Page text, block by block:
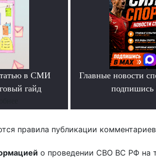
в СМИ
гайд
Главные новости
правила публикации
о проведении СВО ВС РФ на